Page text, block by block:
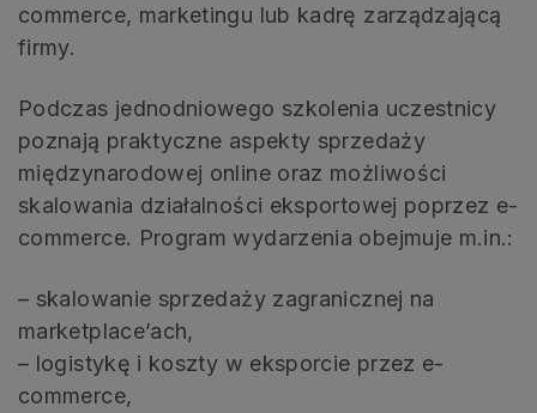
commerce, marketingu lub kadrę zarządzającą
firmy.
Podczas jednodniowego szkolenia uczestnicy
poznają praktyczne aspekty sprzedaży
międzynarodowej online oraz możliwości
skalowania działalności eksportowej poprzez e-
commerce. Program wydarzenia obejmuje m.in.:
– skalowanie sprzedaży zagranicznej na
marketplace’ach,
– logistykę i koszty w eksporcie przez e-
commerce,